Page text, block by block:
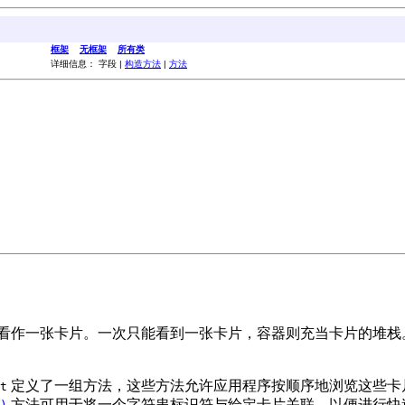
框架 无框架
所有类
详细信息： 字段 | 构造方法 | 方法
一张卡片。一次只能看到一张卡片，容器则充当卡片的堆
定义了一组方法，这些方法允许应用程序按顺序地浏览这些